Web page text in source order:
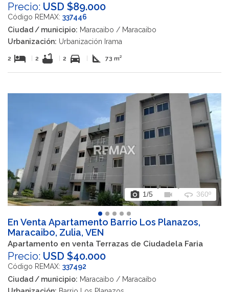
Precio: USD $89.000
Código REMAX: 337446
Ciudad / municipio: Maracaibo / Maracaibo
Urbanización: Urbanización Irama
2 hotel 2 bathtub 2 directions_car square_foot 73 m²
photo_camera 1/5 videocam 360 360º
En Venta Apartamento Barrio Los Planazos,
Maracaibo, Zulia, VEN
Apartamento en venta Terrazas de Ciudadela Faria
Precio: USD $40.000
Código REMAX: 337492
Ciudad / municipio: Maracaibo / Maracaibo